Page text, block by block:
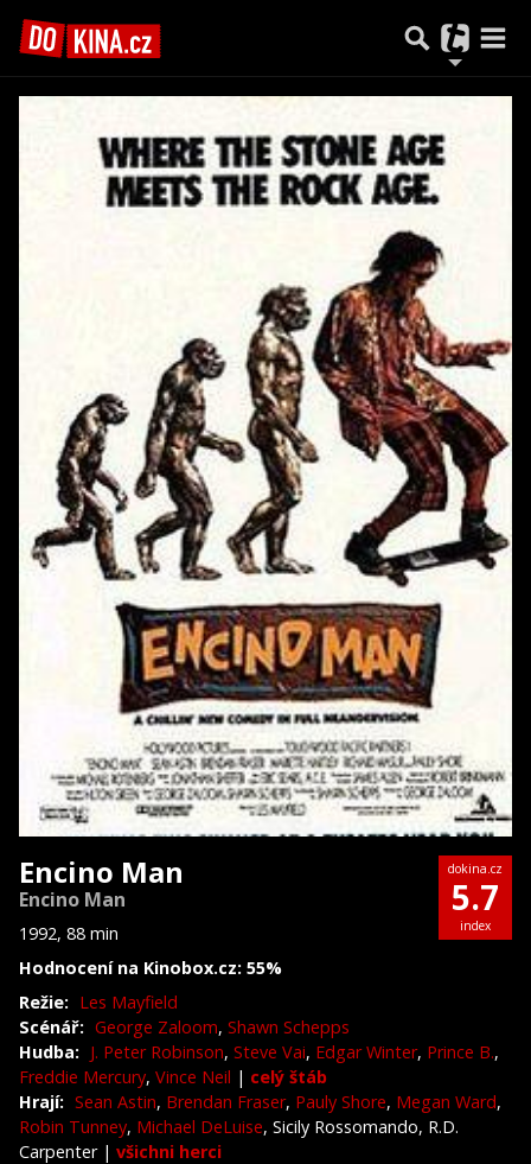
Encino Man
Encino Man
1992, 88 min
Hodnocení na Kinobox.cz: 55%
dokina.cz
5.7
index
Režie: Les Mayfield
Scénář: George Zaloom, Shawn Schepps
Hudba: J. Peter Robinson, Steve Vai, Edgar Winter, Prince B.,
Freddie Mercury, Vince Neil | celý štáb
Hrají: Sean Astin, Brendan Fraser, Pauly Shore, Megan Ward,
Robin Tunney, Michael DeLuise, Sicily Rossomando, R.D.
Carpenter | všichni herci